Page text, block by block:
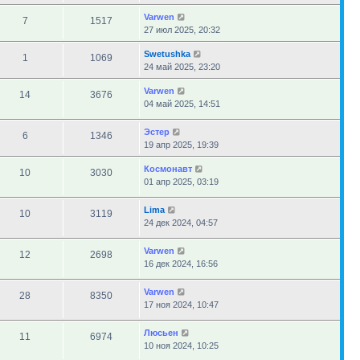
7 1517
Varwen
27 июл 2025, 20:32
1 1069
Swetushka
24 май 2025, 23:20
14 3676
Varwen
04 май 2025, 14:51
6 1346
Эстер
19 апр 2025, 19:39
10 3030
Космонавт
01 апр 2025, 03:19
10 3119
Lima
24 дек 2024, 04:57
12 2698
Varwen
16 дек 2024, 16:56
28 8350
Varwen
17 ноя 2024, 10:47
11 6974
Люсьен
10 ноя 2024, 10:25